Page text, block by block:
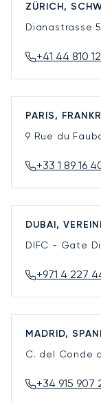
ZÜRICH,
Dianastrasse 5
+41 44 810
PARIS,
9 Rue du
+33 1 89 16
DUBAI,
DIFC - Gate
+971 4 227
MADRID,
C. del Conde
+34 915 907